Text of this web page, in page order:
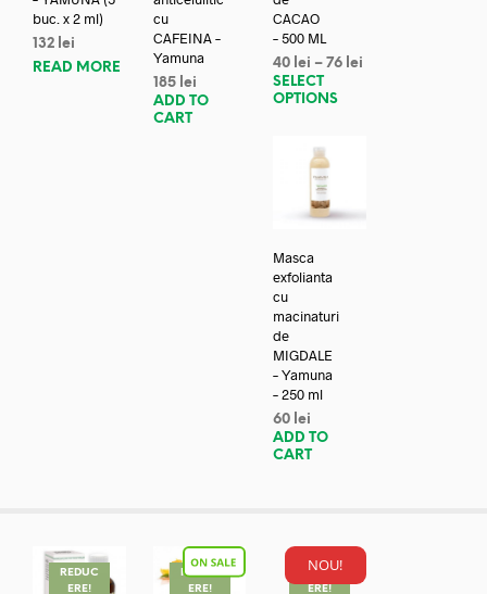
buc. x 2 ml)
132 lei
READ MORE
cu
CAFEINA –
Yamuna
185 lei
ADD TO
CART
CACAO
– 500 ML
40 lei –76 lei
SELECT
OPTIONS
Masca
exfolianta
cu
macinaturi
de
MIGDALE
– Yamuna
– 250 ml
60 lei
ADD TO
CART
REDUC
ERE!
REDUC
ERE!
NOU!
REDUC
ERE!